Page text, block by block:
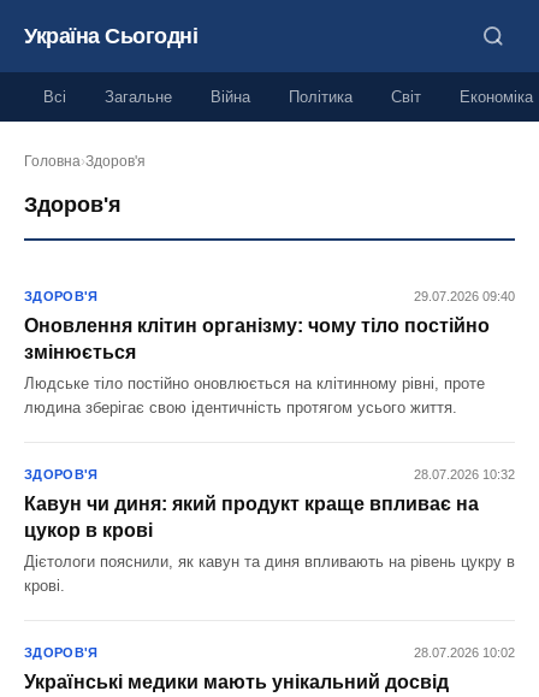
Україна Сьогодні
Всі Загальне Війна Політика Світ Економіка
Головна›Здоров'я
Здоров'я
ЗДОРОВ'Я 29.07.2026 09:40
Оновлення клітин організму: чому тіло постійно
змінюється
Людське тіло постійно оновлюється на клітинному рівні, проте
людина зберігає свою ідентичність протягом усього життя.
ЗДОРОВ'Я 28.07.2026 10:32
Кавун чи диня: який продукт краще впливає на
цукор в крові
Дієтологи пояснили, як кавун та диня впливають на рівень цукру в
крові.
ЗДОРОВ'Я 28.07.2026 10:02
Українські медики мають унікальний досвід